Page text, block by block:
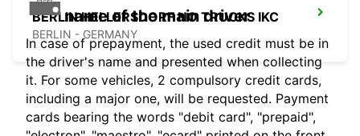
BERLIN HELLERSDORF NO TRUCKS IKC
BERLIN - GERMANY
name of the main driver
In case of prepayment, the used credit must be in
the driver's name and presented when collecting
it. For some vehicles, 2 compulsory credit cards,
including a major one, will be requested. Payment
cards bearing the words "debit card", "prepaid",